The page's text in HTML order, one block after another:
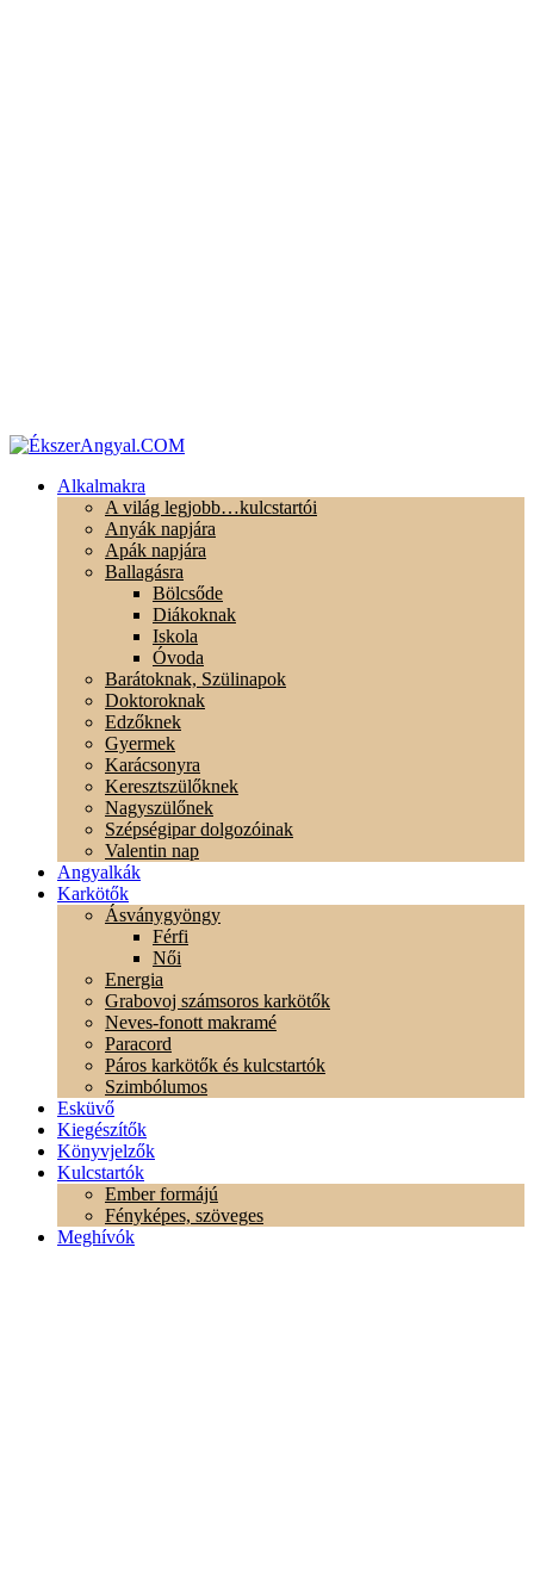
Alkalmakra
A világ legjobb…kulcstartói
Anyák napjára
Apák napjára
Ballagásra
Bölcsőde
Diákoknak
Iskola
Óvoda
Barátoknak, Szülinapok
Doktoroknak
Edzőknek
Gyermek
Karácsonyra
Keresztszülőknek
Nagyszülőnek
Szépségipar dolgozóinak
Valentin nap
Angyalkák
Karkötők
Ásványgyöngy
Férfi
Női
Energia
Grabovoj számsoros karkötők
Neves-fonott makramé
Paracord
Páros karkötők és kulcstartók
Szimbólumos
Esküvő
Kiegészítők
Könyvjelzők
Kulcstartók
Ember formájú
Fényképes, szöveges
Meghívók